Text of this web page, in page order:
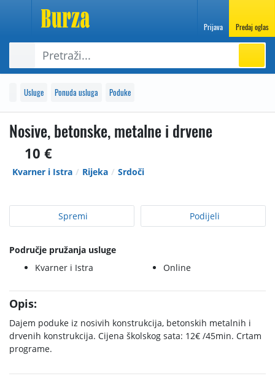
Prijava Predaj oglas
Usluge Ponuda usluga Poduke
Nosive, betonske, metalne i drvene
10 €
Kvarner i Istra Rijeka Srdoči
Spremi Podijeli
Područje pružanja usluge
Kvarner i Istra
Online
Opis:
Dajem poduke iz nosivih konstrukcija, betonskih metalnih i
drvenih konstrukcija. Cijena školskog sata: 12€ /45min. Crtam
programe.